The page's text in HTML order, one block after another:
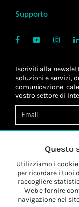
Supporto
Iscriviti alla
soluzioni e servizi,
comunicazione,
vostro settore di
Letta
personali*
Letta
personali a fini
Iscriviti
Questo
Utilizziamo i
per ricordare i tuoi
raccogliere
Web e fornire
navigazione nel